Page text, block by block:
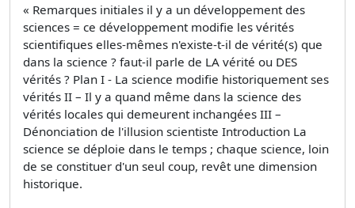
« Remarques initiales il y a un développement des
sciences = ce développement modifie les vérités
scientifiques elles-mêmes n'existe-t-il de vérité(s) que
dans la science ? faut-il parle de LA vérité ou DES
vérités ? Plan I - La science modifie historiquement ses
vérités II – Il y a quand même dans la science des
vérités locales qui demeurent inchangées III –
Dénonciation de l'illusion scientiste Introduction La
science se déploie dans le temps ; chaque science, loin
de se constituer d'un seul coup, revêt une dimension
historique.